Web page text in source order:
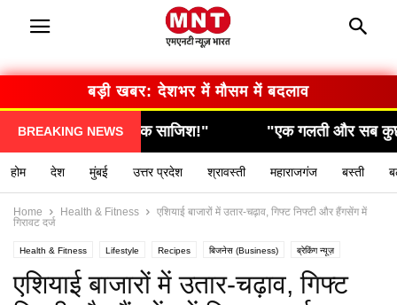
बड़ी खबर: सरकार का बड़ा फैसला
BREAKING NEWS
"एक गलती और सब कुछ खत्म… देखिए कैसे हुआ हादसा!"
होम देश मुंबई उत्तर प्रदेश श्रावस्ती महाराजगंज बस्ती
Home Health & Fitness
एशियाई बाजारों में उतार-चढ़ाव, गिफ्ट निफ्टी और हैंगसेंग में
गिरावट दर्ज
Health & Fitness Lifestyle Recipes बिजनेस (Business) ब्रेकिंग न्यूज़
मनोरंजन (Entertainment) राशिफल / ज्योतिष
एशियाई बाजारों में उतार-चढ़ाव, गिफ्ट